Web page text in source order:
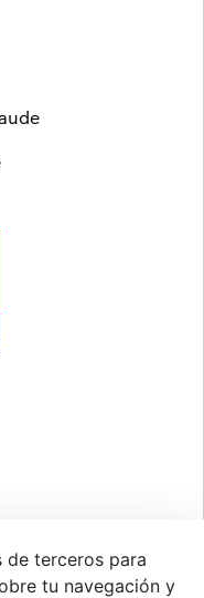
de terceros para
tu navegación y